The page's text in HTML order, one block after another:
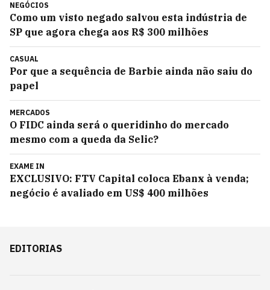
NEGÓCIOS
Como um visto negado salvou esta indústria de
SP que agora chega aos R$ 300 milhões
CASUAL
Por que a sequência de Barbie ainda não saiu do
papel
MERCADOS
O FIDC ainda será o queridinho do mercado
mesmo com a queda da Selic?
EXAME IN
EXCLUSIVO: FTV Capital coloca Ebanx à venda;
negócio é avaliado em US$ 400 milhões
EDITORIAS